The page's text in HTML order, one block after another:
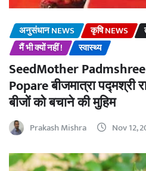
अनुसंधान NEWS कृषि NEWS
मैं भी क्यों नहीं !
स्वास्थ्य
SeedMother
Popare बीजमात्रा पद्मश्री
बीजों को बचाने की मुहिम
Prakash Mishra Nov 12,